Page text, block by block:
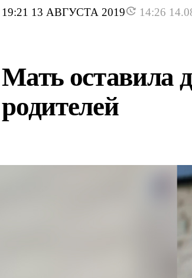
19:21 13 АВГУСТА 2019 14:26
Мать оставила
родителей